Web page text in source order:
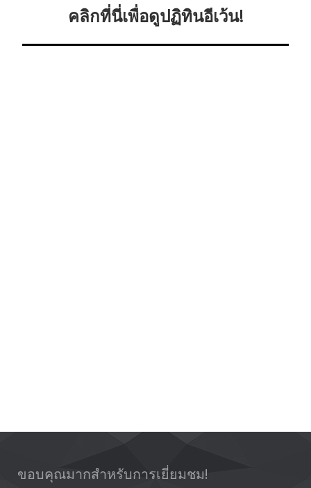
คลิกที่นี่เพื่อดูปฏิทินอีเว้น!
ขอบคุณมากสำหรับการเยี่ยมชม!